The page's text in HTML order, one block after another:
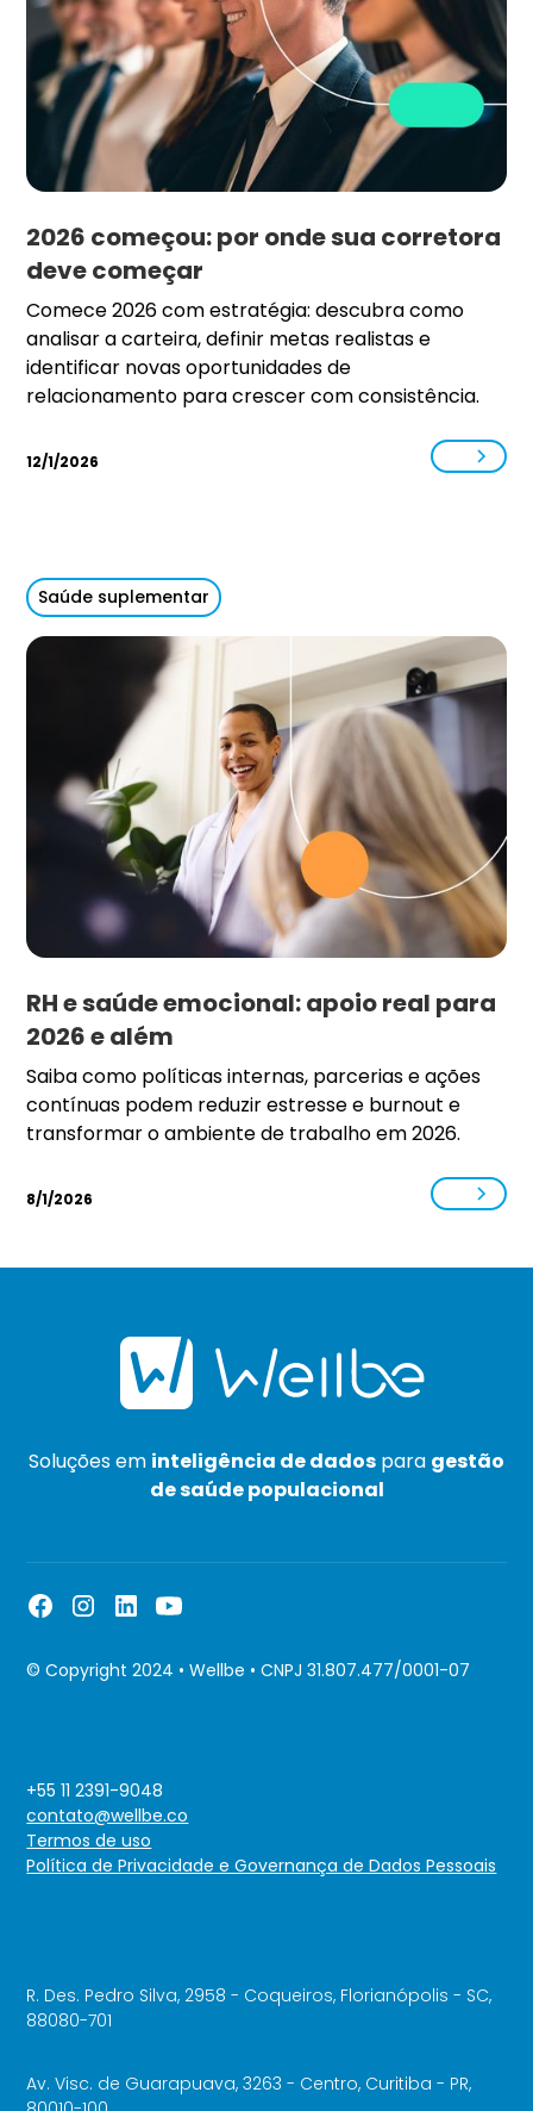
2026 começou: por onde sua corretora
deve começar
Comece 2026 com estratégia: descubra como
analisar a carteira, definir metas realistas e
identificar novas oportunidades de
relacionamento para crescer com consistência.
12/1/2026
Saúde suplementar
RH e saúde emocional: apoio real para
2026 e além
Saiba como políticas internas, parcerias e ações
contínuas podem reduzir estresse e burnout e
transformar o ambiente de trabalho em 2026.
8/1/2026
Soluções em inteligência de dados para gestão
de saúde populacional
© Copyright 2024 • Wellbe • CNPJ 31.807.477/0001-07
Termos de uso
Política de Privacidade e Governança de Dados Pessoais
+55 11 2391-9048
contato@wellbe.co
R. Des. Pedro Silva, 2958 - Coqueiros, Florianópolis - SC,
88080-701
Av. Visc. de Guarapuava, 3263 - Centro, Curitiba - PR,